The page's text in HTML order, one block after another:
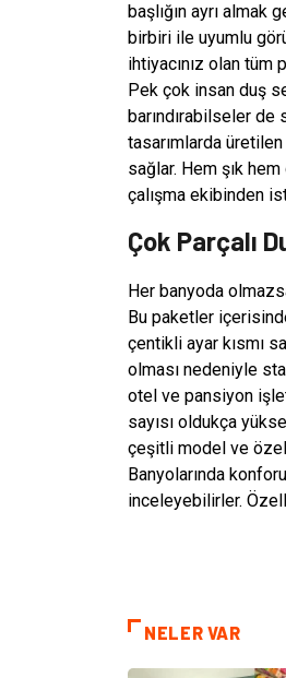
başlığın ayrı almak
birbiri ile uyumlu
ihtiyacınız olan tüm
Pek çok insan duş
barındırabilseler
tasarımlarda
sağlar. Hem şık
çalışma ekibinden
Çok Parçalı
Her banyoda
Bu paketler
çentikli ayar kısmı
olması nedeniyle
otel ve pansiyon
sayısı oldukça
çeşitli model ve
Banyolarında
inceleyebilirler.
NELER VAR